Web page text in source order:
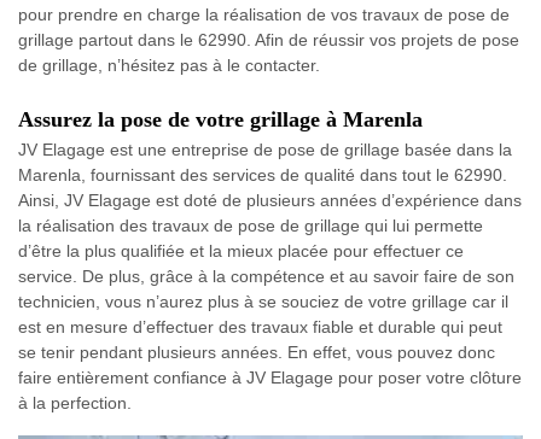
pour prendre en charge la réalisation de vos travaux de pose de
grillage partout dans le 62990. Afin de réussir vos projets de pose
de grillage, n’hésitez pas à le contacter.
Assurez la pose de votre grillage à Marenla
JV Elagage est une entreprise de pose de grillage basée dans la
Marenla, fournissant des services de qualité dans tout le 62990.
Ainsi, JV Elagage est doté de plusieurs années d’expérience dans
la réalisation des travaux de pose de grillage qui lui permette
d’être la plus qualifiée et la mieux placée pour effectuer ce
service. De plus, grâce à la compétence et au savoir faire de son
technicien, vous n’aurez plus à se souciez de votre grillage car il
est en mesure d’effectuer des travaux fiable et durable qui peut
se tenir pendant plusieurs années. En effet, vous pouvez donc
faire entièrement confiance à JV Elagage pour poser votre clôture
à la perfection.